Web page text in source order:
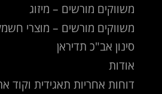
משווקים מורשים – מיזוג
משווקים מורשים – מוצרי
סינון אב"כ תדיראן
אודות
דוחות אחריות תאגידית וקוד